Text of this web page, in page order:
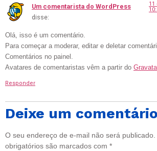
Um comentarista do WordPress
disse:
11
Olá, isso é um comentário.
Para começar a moderar, editar e deletar
Comentários no painel.
Avatares de comentaristas vêm a partir do
Responder
Deixe um comentário
O seu endereço de e-mail não será publicado.
obrigatórios são marcados com *